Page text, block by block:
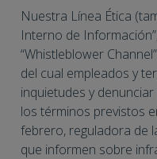
Nuestra Línea Ética
Interno de
“Whistleblower
del cual empleados y
inquietudes y
los términos previstos
febrero, reguladora de
que informen sobre